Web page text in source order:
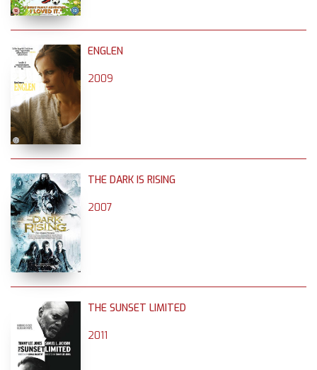
ENGLEN
2009
THE DARK IS RISING
2007
THE SUNSET LIMITED
2011